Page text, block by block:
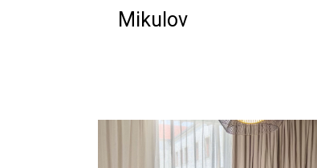
Mikulov